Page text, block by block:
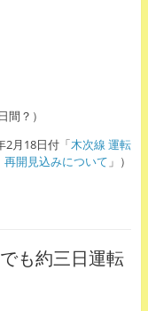
？）
2月18日付「木次線 運転
再開見込みについて 」）
も約三日運転